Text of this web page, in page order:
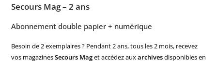
Secours Mag – 2 ans
Abonnement double papier + numérique
Besoin de 2 exemplaires ? Pendant 2 ans, tous les 2 mois, recevez
vos magazinesSecours Maget accédez auxarchivesdisponibles en